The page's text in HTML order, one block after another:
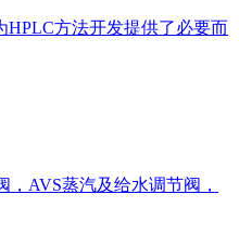
HPLC方法开发提供了必要而
AVS蒸汽及给水调节阀，